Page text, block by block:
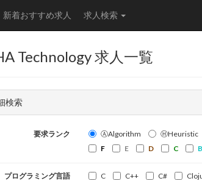
新着おすすめ求人 求人検索
Technology 求人一覧
検索
要求ランク ⒶAlgorithm
ⒽHeuristic
F
E D C B
プログラミング言語 C C++ C#